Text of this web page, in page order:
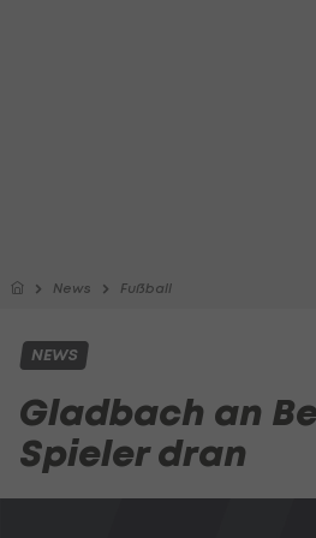
News Fußball
NEWS
Gladbach an
Spieler dran